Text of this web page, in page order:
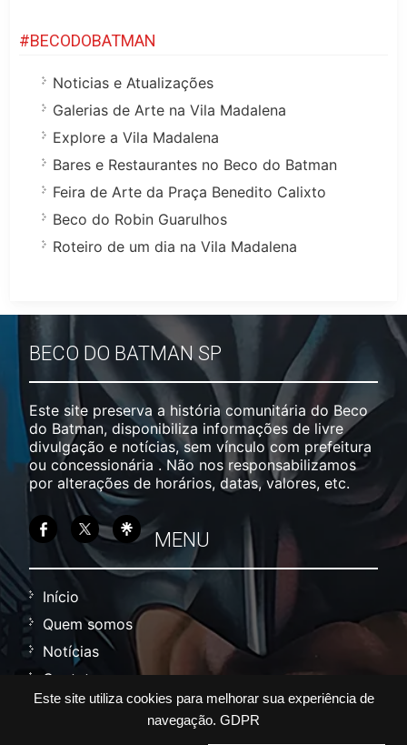
Este site utiliza cookies para melhorar sua experiência de
navegação. GDPR
#BECODOBATMAN
Noticias e Atualizações
Galerias de Arte na Vila Madalena
Explore a Vila Madalena
Bares e Restaurantes no Beco do Batman
Feira de Arte da Praça Benedito Calixto
Beco do Robin Guarulhos
Roteiro de um dia na Vila Madalena
BECO DO BATMAN SP
Este site preserva a história comunitária do Beco
do Batman, disponibiliza informações de livre
divulgação e notícias, sem vínculo com prefeitura
ou concessionária . Não nos responsabilizamos
por alterações de horários, datas, valores, etc.
MENU
Início
Quem somos
Notícias
Contato
Política